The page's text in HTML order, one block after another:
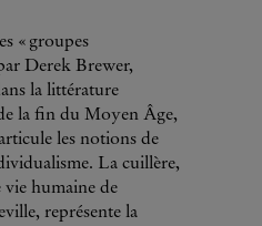
« groupes
Derek Brewer,
la littérature
la fin du Moyen Âge,
les notions de
La cuillère,
vie humaine de
représente la